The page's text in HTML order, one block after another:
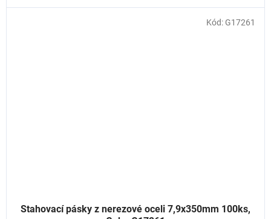
Stahovací pásky z nerezové oceli 7,9x350mm 100ks,
Kód: G17261